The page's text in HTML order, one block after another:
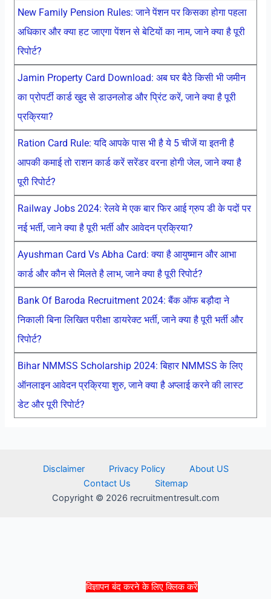
विज्ञापन बंद करने के लिए क्लिक करें
New Family Pension Rules: जाने पेंशन पर किसका होगा पहला
अधिकार और क्या हट जाएगा पेंशन से बेटियों का नाम, जाने क्या है पूरी
रिपोर्ट?
Jamin Property Card Download: अब घर बैठे किसी भी जमीन
का प्रोपर्टी कार्ड खुद से डाउनलोड और प्रिंट करें, जाने क्या है पूरी
प्रक्रिया?
Ration Card Rule: यदि आपके पास भी है ये 5 चीजें या इतनी है
आपकी कमाई तो राशन कार्ड करें सरेंडर वरना होगी जेल, जाने क्या है
पूरी रिपोर्ट?
Railway Jobs 2024: रेलवे मे एक बार फिर आई ग्रुप डी के पदों पर
नई भर्ती, जाने क्या है पूरी भर्ती और आवेदन प्रक्रिया?
Ayushman Card Vs Abha Card: क्या है आयुष्मान और आभा
कार्ड और कौन से मिलते है लाभ, जाने क्या है पूरी रिपोर्ट?
Bank Of Baroda Recruitment 2024: बैंक ऑफ बड़ौदा ने
निकाली बिना लिखित परीक्षा डायरेक्ट भर्ती, जाने क्या है पूरी भर्ती और
रिपोर्ट?
Bihar NMMSS Scholarship 2024: बिहार NMMSS के लिए
ऑनलाइन आवेदन प्रक्रिया शुरु, जाने क्या है अप्लाई करने की लास्ट
डेट और पूरी रिपोर्ट?
Disclaimer Privacy Policy
About US
Contact Us
Sitemap
Copyright © 2026 recruitmentresult.com